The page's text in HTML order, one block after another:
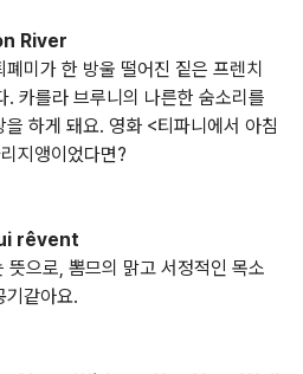
River
미가 한 방울 떨어진 짙은 프렌치
. 카를라 브루니의 나른한 숨소리를
하게 돼요. 영화 <티파니에서 아침
지앵이었다면?
rêvent
뜻으로, 뽐므의 맑고 서정적인 목소
기같아요.